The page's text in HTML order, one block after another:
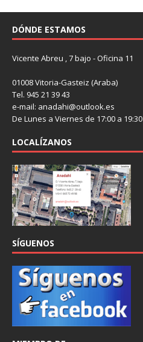
DÓNDE ESTAMOS
Vicente Abreu , 7 bajo - Oficina 11
01008 Vitoria-Gasteiz (Araba)
Tel. 945 21 39 43
e-mail: anadahi@outlook.es
De Lunes a Viernes de 17:00 a 19:30
LOCALÍZANOS
SÍGUENOS